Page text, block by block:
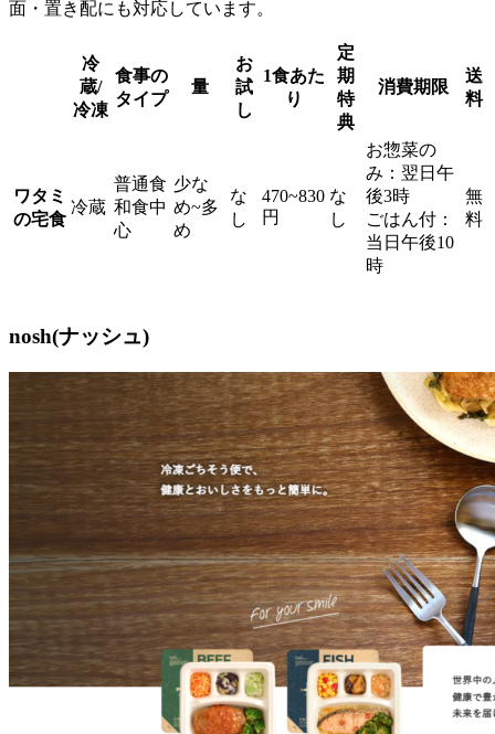
面・置き配にも対応しています。
冷
蔵/
冷凍
食事の
タイプ
量
お
試
し
1食あた
り
定
期
特
典
消費期限
送
料
ワタミ
の宅食
冷蔵
普通食
和食中
心
少な
め~多
め
な
し
470~830
円
な
し
お惣菜の
み：翌日午
後3時
ごはん付：
当日午後10
時
無
料
nosh(ナッシュ)